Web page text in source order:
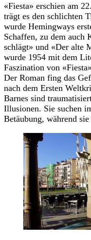
«Fiesta» erschien am
trägt es den schlichten
wurde Hemingways
Schaffen, zu dem auch
schlägt» und «Der alte
wurde 1954 mit dem
Faszination von
Der Roman fing das
nach dem Ersten
Barnes sind
Illusionen. Sie suchen
Betäubung, während